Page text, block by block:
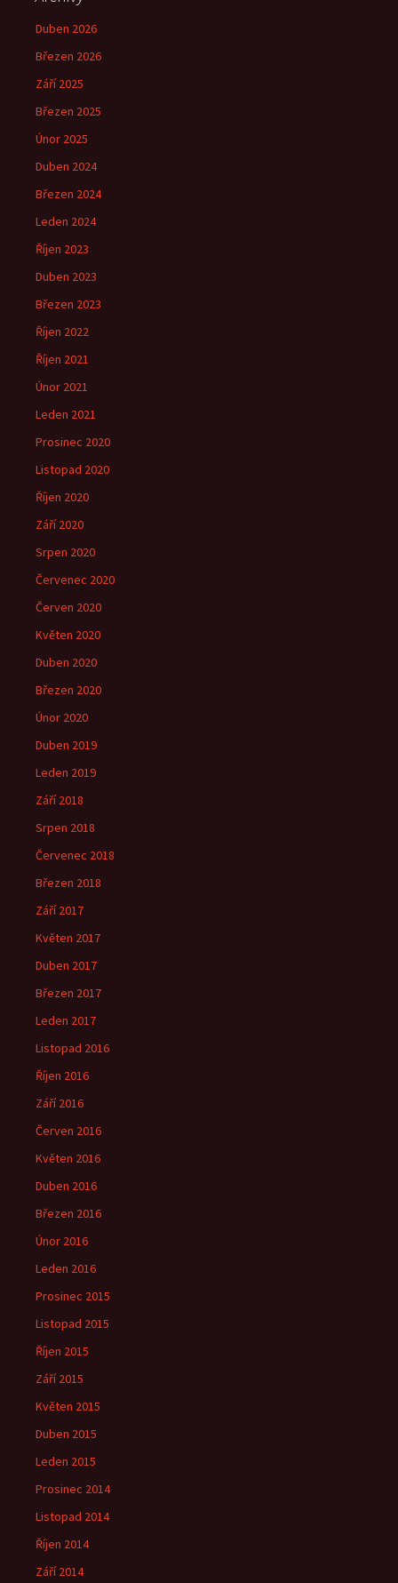
Duben 2026
Březen 2026
Září 2025
Březen 2025
Únor 2025
Duben 2024
Březen 2024
Leden 2024
Říjen 2023
Duben 2023
Březen 2023
Říjen 2022
Říjen 2021
Únor 2021
Leden 2021
Prosinec 2020
Listopad 2020
Říjen 2020
Září 2020
Srpen 2020
Červenec 2020
Červen 2020
Květen 2020
Duben 2020
Březen 2020
Únor 2020
Duben 2019
Leden 2019
Září 2018
Srpen 2018
Červenec 2018
Březen 2018
Září 2017
Květen 2017
Duben 2017
Březen 2017
Leden 2017
Listopad 2016
Říjen 2016
Září 2016
Červen 2016
Květen 2016
Duben 2016
Březen 2016
Únor 2016
Leden 2016
Prosinec 2015
Listopad 2015
Říjen 2015
Září 2015
Květen 2015
Duben 2015
Leden 2015
Prosinec 2014
Listopad 2014
Říjen 2014
Září 2014